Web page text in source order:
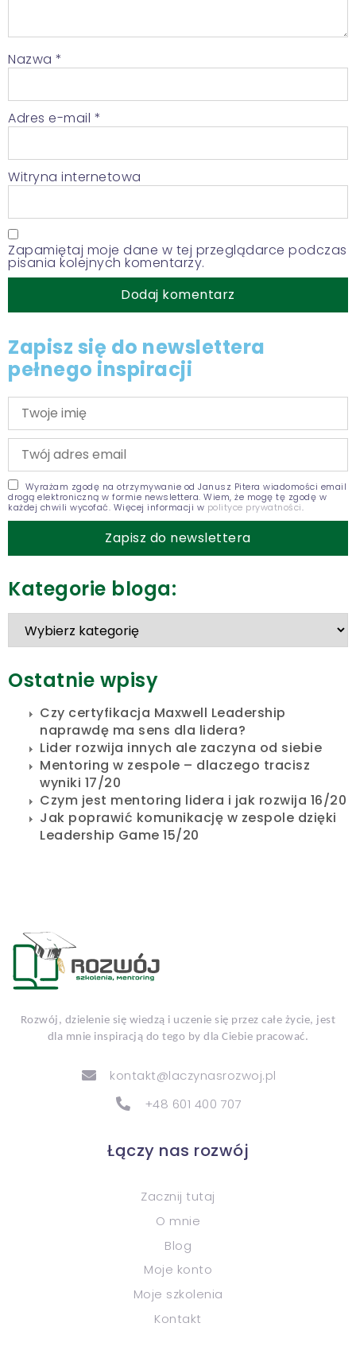
Nazwa *
Adres e-mail *
Witryna internetowa
Zapamiętaj moje dane w tej przeglądarce podczas
pisania kolejnych komentarzy.
Zapisz się do newslettera
pełnego inspiracji
Wyrażam zgodę na otrzymywanie od Janusz Pitera wiadomości email
drogą elektroniczną w formie newslettera. Wiem, że mogę tę zgodę w
każdej chwili wycofać. Więcej informacji w polityce prywatności.
Kategorie bloga:
Ostatnie wpisy
Czy certyfikacja Maxwell Leadership
naprawdę ma sens dla lidera?
Lider rozwija innych ale zaczyna od siebie
Mentoring w zespole – dlaczego tracisz
wyniki 17/20
Czym jest mentoring lidera i jak rozwija 16/20
Jak poprawić komunikację w zespole dzięki
Leadership Game 15/20
Rozwój, dzielenie się wiedzą i uczenie się przez całe życie, jest
dla mnie inspiracją do tego by dla Ciebie pracować.
kontakt@laczynasrozwoj.pl
+48 601 400 707
Łączy nas rozwój
Zacznij tutaj
O mnie
Blog
Moje konto
Moje szkolenia
Kontakt